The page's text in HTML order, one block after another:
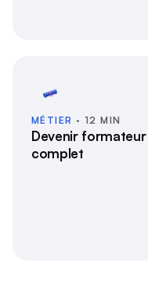
MÉTIER · 12 MIN
Devenir
complet